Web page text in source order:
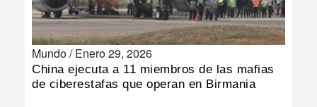
SHOW
DEPORTES
Mundo /Enero 29, 2026
China ejecuta a 11 miembros de las mafias
de ciberestafas que operan en Birmania